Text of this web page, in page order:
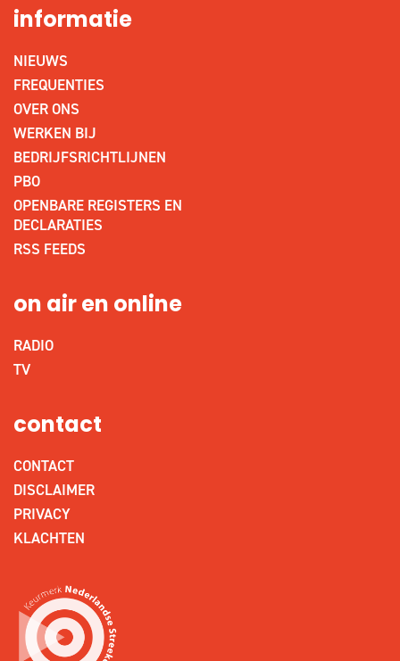
informatie
NIEUWS
FREQUENTIES
OVER ONS
WERKEN BIJ
BEDRIJFSRICHTLIJNEN
PBO
OPENBARE REGISTERS EN
DECLARATIES
RSS FEEDS
on air en online
RADIO
TV
contact
CONTACT
DISCLAIMER
PRIVACY
KLACHTEN